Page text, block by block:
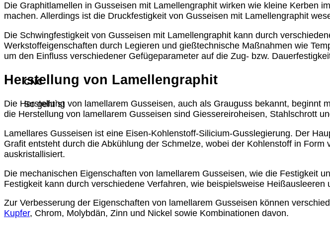
CNC
So geht`s!
Die Graphitlamellen in Gusseisen mit Lamellengraphit wirken wie kleine Kerben
machen. Allerdings ist die Druckfestigkeit von Gusseisen mit Lamellengraphit
Die Schwingfestigkeit von Gusseisen mit Lamellengraphit kann durch
Werkstoffeigenschaften durch Legieren und gießtechnische Maßnahmen wie
um den Einfluss verschiedener Gefügeparameter auf die Zug- bzw.
Herstellung von Lamellengraphit
Die Herstellung von lamellarem Gusseisen, auch als Grauguss bekannt, beginnt
die Herstellung von lamellarem Gusseisen sind Giessereiroheisen, Stahlschrott
Lamellares Gusseisen ist eine Eisen-Kohlenstoff-Silicium-Gusslegierung. Der
Grafit entsteht durch die Abkühlung der Schmelze, wobei der Kohlenstoff in
auskristallisiert.
Die mechanischen Eigenschaften von lamellarem Gusseisen, wie die Festigkeit
Festigkeit kann durch verschiedene Verfahren, wie beispielsweise
Zur Verbesserung der Eigenschaften von lamellarem Gusseisen können
Kupfer, Chrom, Molybdän, Zinn und Nickel sowie Kombinationen davon.